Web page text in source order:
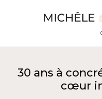
30 ans à
cœur